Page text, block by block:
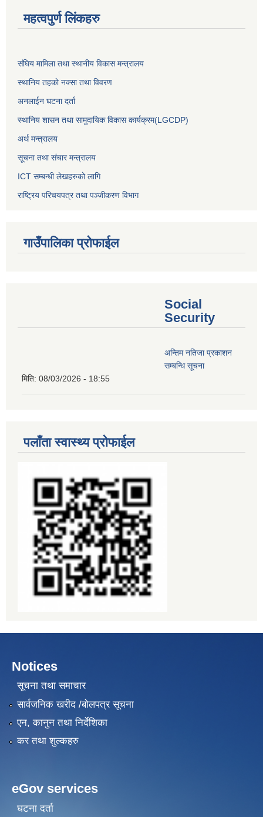
महत्वपुर्ण लिंकहरु
संघिय मामिला तथा स्थानीय विकास मन्त्रालय
स्थानिय तहकाे नक्सा तथा विवरण
अनलाईन घटना दर्ता
स्थानिय शासन तथा सामुदायिक विकास कार्यक्रम(LGCDP)
अर्थ मन्त्रालय
सूचना तथा संचार मन्त्रालय
ICT सम्बन्धी लेखहरुको लागि
राष्ट्रिय परिचयपत्र तथा पञ्‍जीकरण विभाग
गाउँपालिका प्रोफाईल
Social
Security
अन्तिम नतिजा प्रकाशन
सम्बन्धि सूचना
मिति: 08/03/2026 - 18:55
पलाँता स्वास्थ्य प्रोफाईल
Notices
सूचना तथा समाचार
सार्वजनिक खरीद /बोलपत्र सूचना
एन, कानुन तथा निर्देशिका
कर तथा शुल्कहरु
eGov services
घटना दर्ता